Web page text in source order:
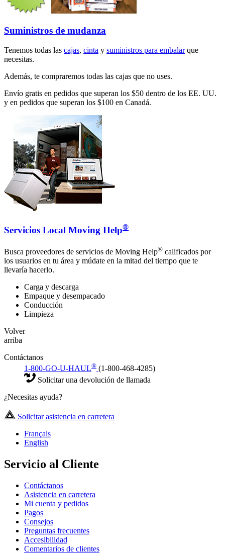
Suministros de mudanza
Tenemos todas las cajas, cinta y suministros para embalarque
necesitas.
Además, te compraremos todas las cajas que no uses.
Envío gratis en pedidos que superan los $50 dentro de los EE. UU.
y en pedidos que superan los $100 en Canadá.
Servicios Local Moving Help®
Busca proveedores de servicios de Moving Help® calificados por
los usuarios en tu área y múdate en la mitad del tiempo que te
llevaría hacerlo.
Carga y descarga
Empaque y desempacado
Conducción
Limpieza
Volver
arriba
Contáctanos
1-800-GO-U-HAUL® (1-800-468-4285)
Solicitar una devolución de llamada
¿Necesitas ayuda?
Solicitar asistencia en carretera
Français
English
Servicio al Cliente
Contáctanos
Asistencia en carretera
Mi cuenta y pedidos
Pagos
Consejos
Preguntas frecuentes
Accesibilidad
Comentarios de clientes